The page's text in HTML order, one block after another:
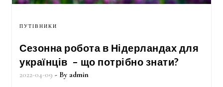
ПУТІВНИКИ
Сезонна робота в Нідерландах для
українців – що потрібно знати?
2022-04-09 - By admin